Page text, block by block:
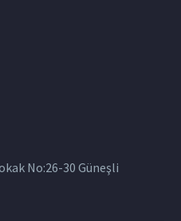
No:26-30 Güneşli